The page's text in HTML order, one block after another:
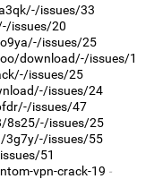
issues/33
issues/20
issues/25
download/-/issues/1
issues/25
issues/24
issues/47
8s25/-/issues/25
3g7y/-/issues/55
51
vpn-crack-19